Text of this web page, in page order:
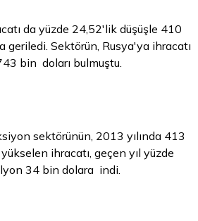
da yüzde 24,52'lik düşüşle 410
Sektörün, Rusya'ya ihracatı
bin doları bulmuştu.
sektörünün, 2013 yılında 413
ihracatı, geçen yıl yüzde
34 bin dolara indi.